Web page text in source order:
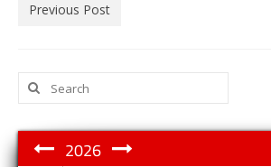
Previous Post
Search
for:
2026